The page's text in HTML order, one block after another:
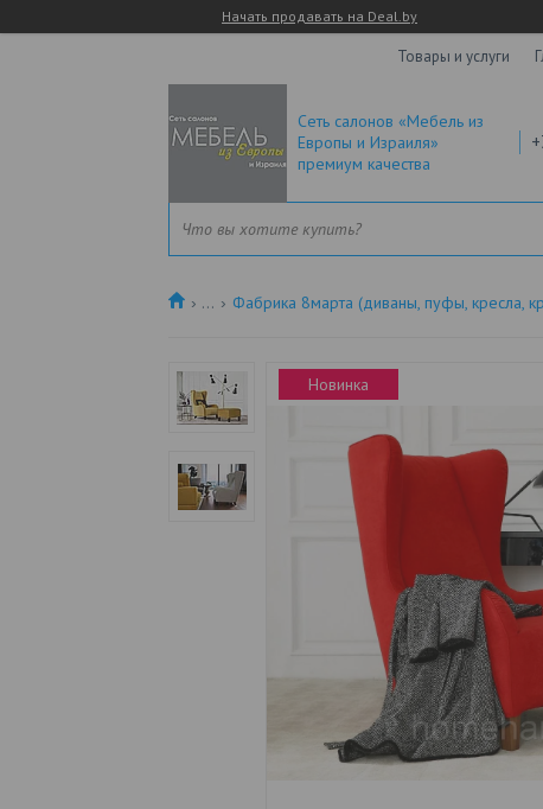
Начать продавать на Deal.by
Товары и услуги
Сеть салонов «Мебель из
Европы и Израиля»
премиум качества
... Фабрика 8марта (диваны, пуфы, кресла,
Новинка